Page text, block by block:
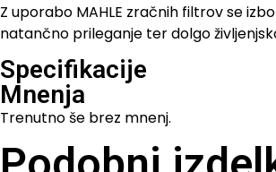
Z uporabo MAHLE zračnih filtrov se
natančno prileganje ter dolgo
Specifikacije
Mnenja
Trenutno še brez mnenj.